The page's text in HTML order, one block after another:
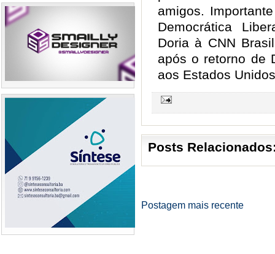
amigos.
Democrática
Doria à CNN
após o retorno de
aos Estados
Posts
Postagem mais recente